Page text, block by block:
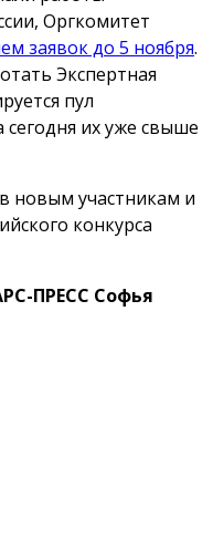
Оргкомитет
заявок до 5 ноября.
Экспертная
пул
их уже свыше
новым участникам и
конкурса
ПРЕСС Софья